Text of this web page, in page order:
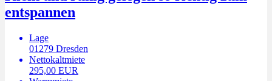
entspannen
Lage
01279 Dresden
Nettokaltmiete
295,00 EUR